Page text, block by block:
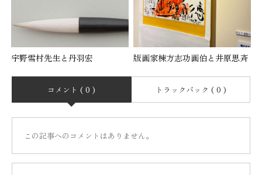
宇野雪村先生と丹羽宏 版画家棟方志功画伯と井原思斉
コメント ( 0 ) トラックバック ( 0 )
この記事へのコメントはありません。